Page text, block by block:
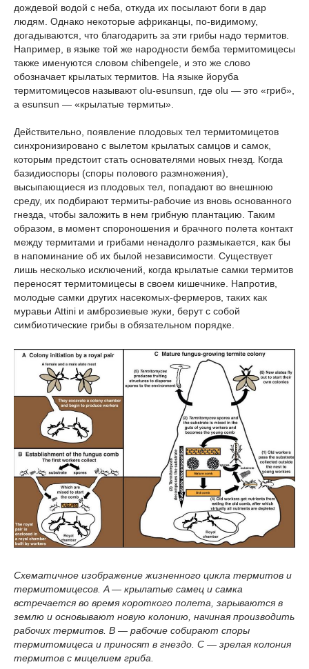
дождевой водой с неба, откуда их посылают боги в дар
людям. Однако некоторые африканцы, по-видимому,
догадываются, что благодарить за эти грибы надо термитов.
Например, в языке той же народности бемба термитомицесы
также именуются словом chibengele, и это же слово
обозначает крылатых термитов. На языке йоруба
термитомицесов называют olu-esunsun, где olu — это «гриб»,
а esunsun — «крылатые термиты».
Действительно, появление плодовых тел термитомицетов
синхронизировано с вылетом крылатых самцов и самок,
которым предстоит стать основателями новых гнезд. Когда
базидиоспоры (споры полового размножения),
высыпающиеся из плодовых тел, попадают во внешнюю
среду, их подбирают термиты-рабочие из вновь основанного
гнезда, чтобы заложить в нем грибную плантацию. Таким
образом, в момент спороношения и брачного полета контакт
между термитами и грибами ненадолго размыкается, как бы
в напоминание об их былой независимости. Существует
лишь несколько исключений, когда крылатые самки термитов
переносят термитомицесы в своем кишечнике. Напротив,
молодые самки других насекомых-фермеров, таких как
муравьи Attini и амброзиевые жуки, берут с собой
симбиотические грибы в обязательном порядке.
Схематичное изображение жизненного цикла термитов и
термитомицесов. A — крылатые самец и самка
встречается во время короткого полета, зарываются в
землю и основывают новую колонию, начиная производить
рабочих термитов. B — рабочие собирают споры
термитомицеса и приносят в гнездо. C — зрелая колония
термитов с мицелием гриба.